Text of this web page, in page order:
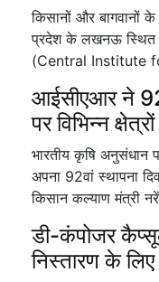
किसानों और बागवानों
प्रदेश के लखनऊ स्थित
(Central Institute
आईसीएआर ने
पर विभिन्न
भारतीय कृषि अनुसंधान
अपना 92वां स्थापना
किसान कल्याण मंत्री
डी-कंपोजर
निस्तारण के